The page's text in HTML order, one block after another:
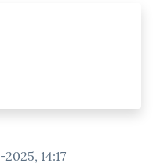
2025, 14:17